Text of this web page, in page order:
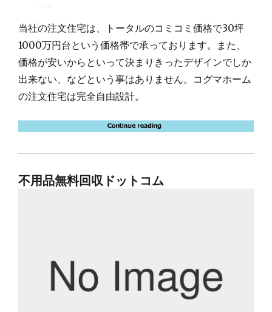
当社の注文住宅は、トータルのコミコミ価格で30坪
1000万円台という価格帯で承っております。また、
価格が安いからといって決まりきったデザインでしか
出来ない、などという事はありません。コグマホーム
の注文住宅は完全自由設計。
不用品無料回収ドットコム